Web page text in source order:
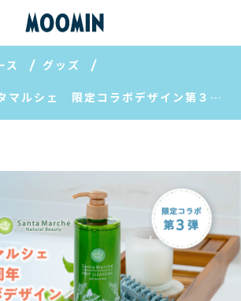
ス グッズ
ムーミン×サンタマルシェ 限定コラボデザイン第３弾発売！